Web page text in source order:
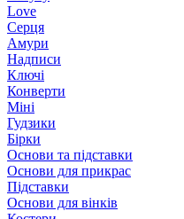
Love
Серця
Амури
Надписи
Ключі
Конверти
Міні
Гудзики
Бірки
Основи та підставки
Основи для прикрас
Підставки
Основи для вінків